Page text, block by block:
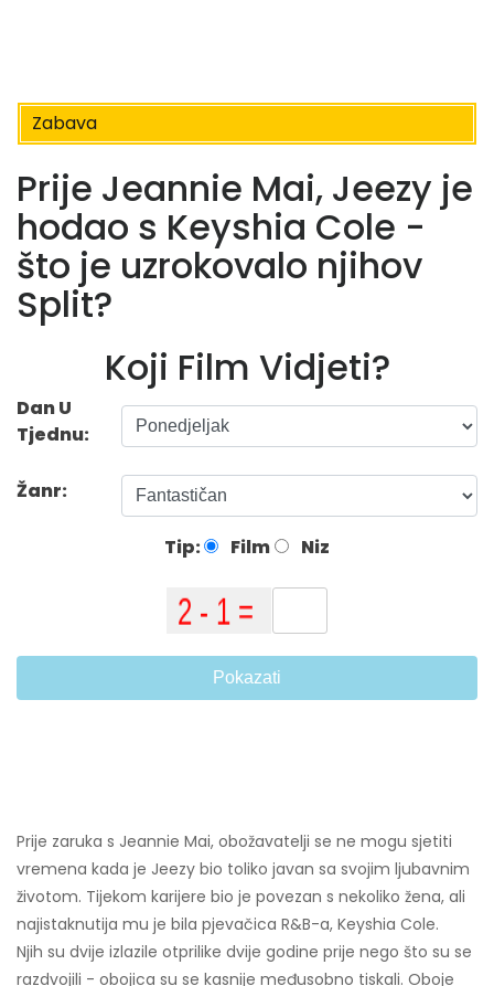
Zabava
Prije Jeannie Mai, Jeezy je
hodao s Keyshia Cole -
što je uzrokovalo njihov
Split?
Koji Film Vidjeti?
Dan U
Tjednu:
Žanr:
Tip: Film Niz
Pokazati
Prije zaruka s Jeannie Mai, obožavatelji se ne mogu sjetiti
vremena kada je Jeezy bio toliko javan sa svojim ljubavnim
životom. Tijekom karijere bio je povezan s nekoliko žena, ali
najistaknutija mu je bila pjevačica R&B-a, Keyshia Cole.
Njih su dvije izlazile otprilike dvije godine prije nego što su se
razdvojili - obojica su se kasnije međusobno tiskali. Oboje